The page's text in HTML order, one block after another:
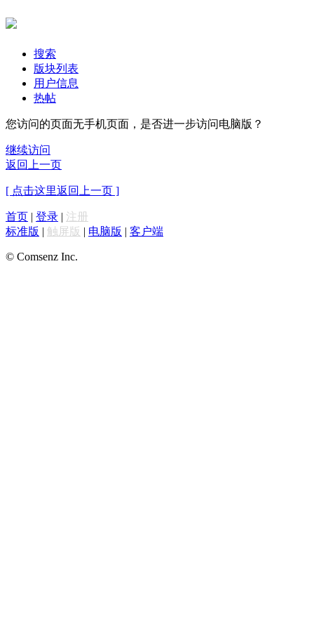
搜索
版块列表
用户信息
热帖
您访问的页面无手机页面，是否进一步访问电脑版？
继续访问
返回上一页
[ 点击这里返回上一页 ]
首页 | 登录 | 注册
标准版 | 触屏版 | 电脑版 | 客户端
© Comsenz Inc.